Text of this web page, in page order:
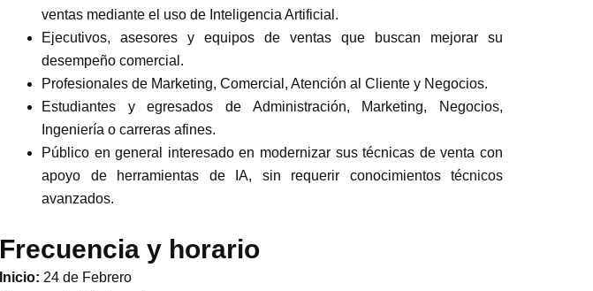
ventas mediante el uso de Inteligencia Artificial.
Ejecutivos, asesores y equipos de ventas que buscan mejorar su
desempeño comercial.
Profesionales de Marketing, Comercial, Atención al Cliente y Negocios.
Estudiantes y egresados de Administración, Marketing, Negocios,
Ingeniería o carreras afines.
Público en general interesado en modernizar sus técnicas de venta con
apoyo de herramientas de IA, sin requerir conocimientos técnicos
avanzados.
Frecuencia y horario
Inicio: 24 de Febrero